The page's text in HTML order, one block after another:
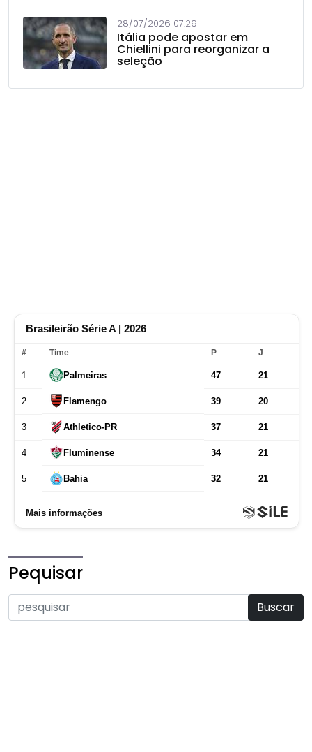
28/07/2026 07:29
Itália pode apostar em
Chiellini para reorganizar a
seleção
Pequisar